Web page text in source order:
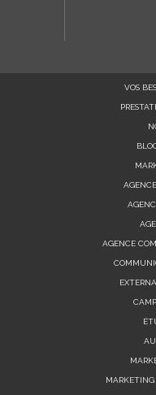
VOS
AGENCE
MARKETING